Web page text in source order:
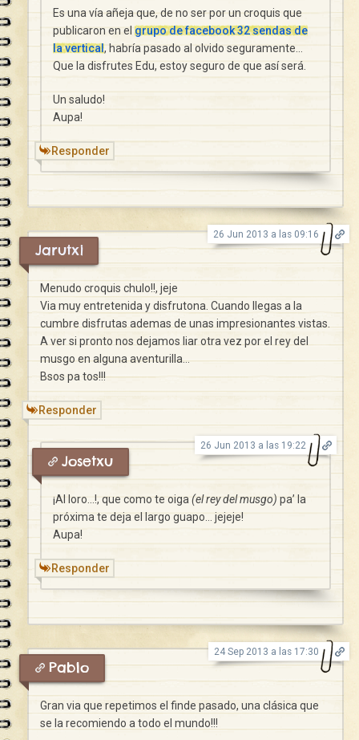
Es una vía añeja que, de no ser por un croquis que
publicaron en elgrupo de facebook 32 sendas de
la vertical, habría pasado al olvido seguramente…
Que la disfrutes Edu, estoy seguro de que así será.
Un saludo!
Aupa!
Responder
Jarutxi
26 Jun 2013 a las 09:16
Menudo croquis chulo!!, jeje
Via muy entretenida y disfrutona. Cuando llegas a la
cumbre disfrutas ademas de unas impresionantes vistas.
A ver si pronto nos dejamos liar otra vez por el rey del
musgo en alguna aventurilla…
Bsos pa tos!!!
Responder
Josetxu
26 Jun 2013 a las 19:22
¡Al loro…!, que como te oiga(el rey del musgo) pa’ la
próxima te deja el largo guapo… jejeje!
Aupa!
Responder
Pablo
24 Sep 2013 a las 17:30
Gran via que repetimos el finde pasado, una clásica que
se la recomiendo a todo el mundo!!!